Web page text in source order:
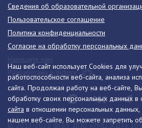
Наш веб-сайт использует Cookies для
работоспособности веб-сайта, анализа
сайта. Продолжая работу на веб-сайте,
обработку своих персональных данных в
сайта в отношении персональных данных,
нашем веб-сайте. Вы можете запретить
© 2013-2026 ФГБУ ДПО «УМЦ ЖДТ»
Сведения об образовательной
Пользовательское соглашение
Политика конфиденциальности
Согласие на обработку персональных
Разработано в Victory